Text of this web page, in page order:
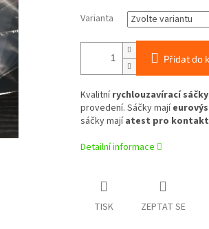
Varianta
Přidat do
Kvalitnírychlouzavírací sáčky
provedení. Sáčky mají
sáčky majíatest pro
Detailní informace
TISK ZEPTAT SE